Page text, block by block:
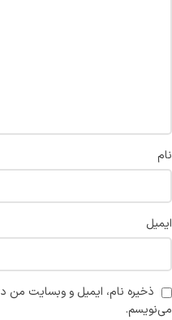
نام
ایمیل
ذخیره نام، ایمیل و وبسایت من
می‌نویسم.